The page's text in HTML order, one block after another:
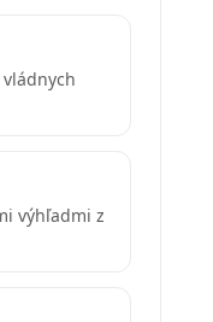
výhľadmi z